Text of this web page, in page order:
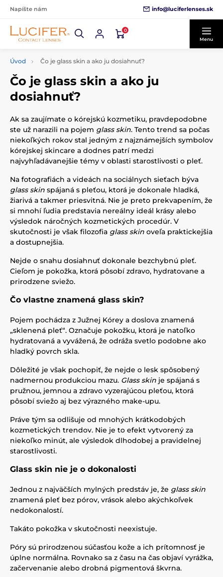
Napíšte nám info@luciferlenses.sk
0
Menu
Úvod Čo je glass skin a ako ju dosiahnuť?
Čo je glass skin a ako ju
dosiahnuť?
Ak sa zaujímate o kórejskú kozmetiku, pravdepodobne
ste už narazili na pojem glass skin. Tento trend sa počas
niekoľkých rokov stal jedným z najznámejších symbolov
kórejskej skincare a dodnes patrí medzi
najvyhľadávanejšie témy v oblasti starostlivosti o pleť.
Na fotografiách a videách na sociálnych sieťach býva
glass skin spájaná s pleťou, ktorá je dokonale hladká,
žiarivá a takmer priesvitná. Nie je preto prekvapením, že
si mnohí ľudia predstavia nereálny ideál krásy alebo
výsledok náročných kozmetických procedúr. V
skutočnosti je však filozofia glass skin oveľa praktickejšia
a dostupnejšia.
Nejde o snahu dosiahnuť dokonale bezchybnú pleť.
Cieľom je pokožka, ktorá pôsobí zdravo, hydratovane a
prirodzene sviežo.
Čo vlastne znamená glass skin?
Pojem pochádza z Južnej Kórey a doslova znamená
„sklenená pleť“. Označuje pokožku, ktorá je natoľko
hydratovaná a vyvážená, že odráža svetlo podobne ako
hladký povrch skla.
Dôležité je však pochopiť, že nejde o lesk spôsobený
nadmernou produkciou mazu. Glass skin je spájaná s
pružnou, jemnou a zdravo vyzerajúcou pleťou, ktorá
pôsobí sviežo aj bez výrazného make-upu.
Práve tým sa odlišuje od mnohých krátkodobých
kozmetických trendov. Nie je to efekt vytvorený za
niekoľko minút, ale výsledok dlhodobej a pravidelnej
starostlivosti.
Glass skin nie je o dokonalosti
Jednou z najväčších mylných predstáv je, že glass skin
znamená pleť bez pórov, vrások alebo akýchkoľvek
nedokonalostí.
Takáto pokožka v skutočnosti neexistuje.
Póry sú prirodzenou súčasťou kože a ich prítomnosť je
úplne normálna. Rovnako sa z času na čas objaví vyrážka,
začervenanie alebo drobná pigmentová škvrna.